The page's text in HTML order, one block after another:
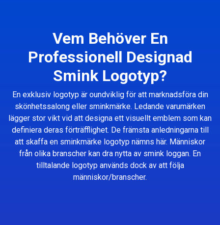
Vem Behöver En
Professionell Designad
Smink Logotyp?
En exklusiv logotyp är oundviklig för att marknadsföra din
skönhetssalong eller sminkmärke. Ledande varumärken
lägger stor vikt vid att designa ett visuellt emblem som kan
definiera deras förträfflighet. De främsta anledningarna till
att skaffa en sminkmärke logotyp nämns här. Människor
från olika branscher kan dra nytta av smink loggan. En
tilltalande logotyp används dock av att följa
människor/branscher.